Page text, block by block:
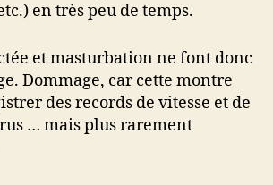
en très peu de temps.
et masturbation ne font donc
Dommage, car cette montre
des records de vitesse et de
… mais plus rarement